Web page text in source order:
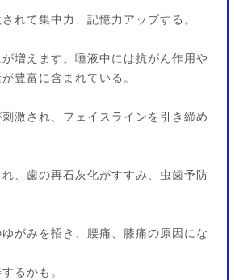
れて集中力、記憶力アップする。
増えます。唾液中には抗がん作用や
豊富に含まれている。
激され、フェイスラインを引き締め
、歯の再石灰化がすすみ、虫歯予防
がみを招き、腰痛、膝痛の原因にな
るかも。